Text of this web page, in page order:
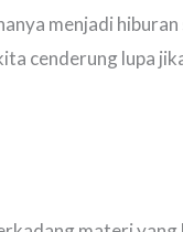
menjadi
cenderung lupa